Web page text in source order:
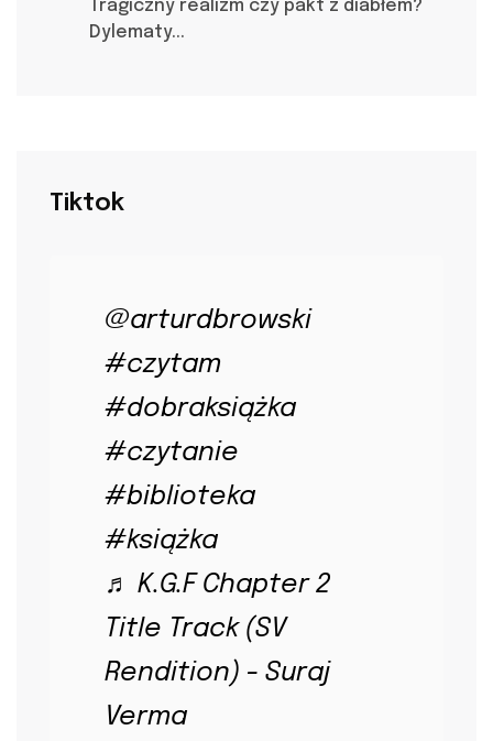
Tragiczny realizm czy pakt z diabłem?
Dylematy...
Tiktok
@arturdbrowski
#czytam
#dobraksiążka
#czytanie
#biblioteka
#książka
♬ K.G.F Chapter 2
Title Track (SV
Rendition) - Suraj
Verma